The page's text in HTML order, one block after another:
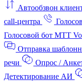
Автообзвон
call-центра
Голосовой бот МТТ
Отправка
речи
Опрос /
Детектирование АИ